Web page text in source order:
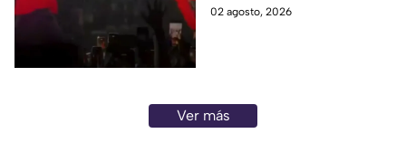
México, pero siguió cantando
02 agosto, 2026
Ver más